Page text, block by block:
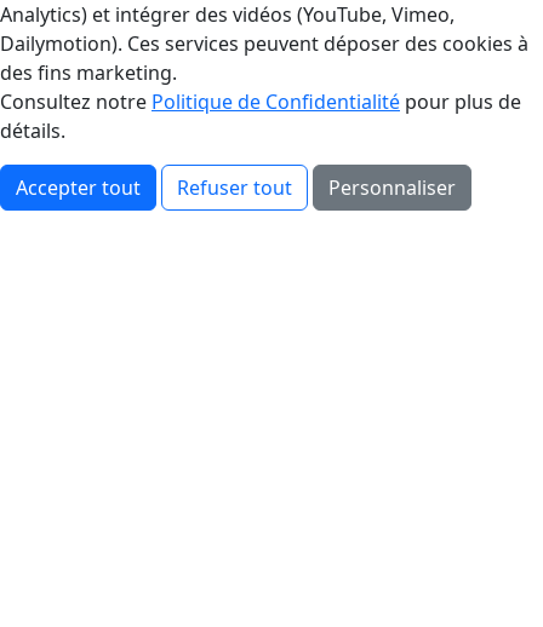
Analytics) et intégrer des vidéos (YouTube, Vimeo,
Dailymotion). Ces services peuvent déposer des cookies à
des fins marketing.
Consultez notre Politique de Confidentialité pour plus de
détails.
Accepter tout Refuser tout Personnaliser